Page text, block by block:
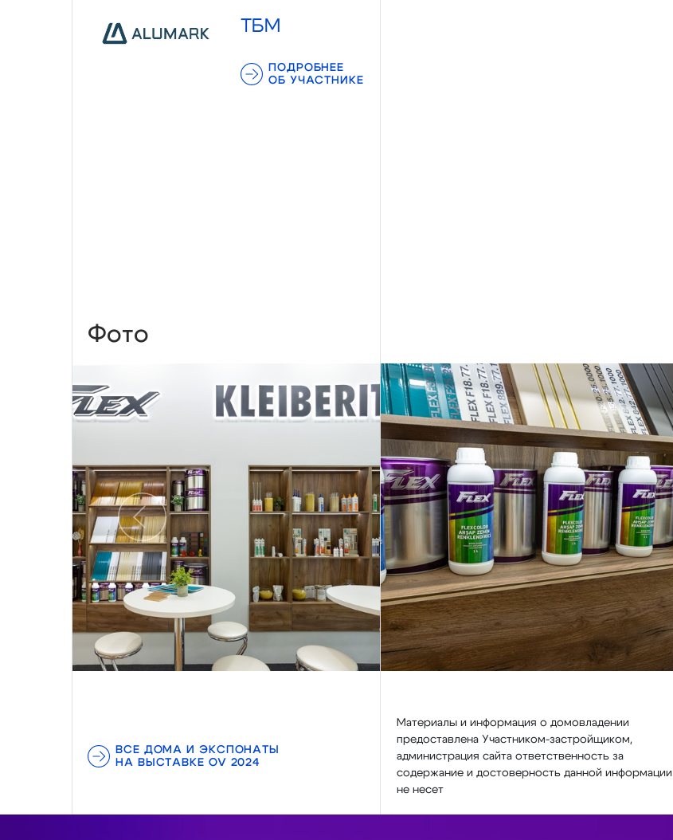
ТБМ
ПОДРОБНЕЕ
ОБ УЧАСТНИКЕ
Фото
Предыдущий
ВСЕ ДОМА И ЭКСПОНАТЫ
НА ВЫСТАВКЕ OV 2024
Материалы и информация о домовладении
предоставлена Участником-застройщиком,
администрация сайта ответственность за
содержание и достоверность данной информации
не несет